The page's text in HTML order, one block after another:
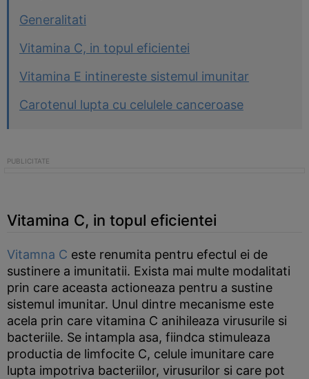
Generalitati
Vitamina C, in topul eficientei
Vitamina E intinereste sistemul imunitar
Carotenul lupta cu celulele canceroase
Vitamina C, in topul eficientei
Vitamna C este renumita pentru efectul ei de
sustinere a imunitatii. Exista mai multe modalitati
prin care aceasta actioneaza pentru a sustine
sistemul imunitar. Unul dintre mecanisme este
acela prin care vitamina C anihileaza virusurile si
bacteriile. Se intampla asa, fiindca stimuleaza
productia de limfocite C, celule imunitare care
lupta impotriva bacteriilor, virusurilor si care pot